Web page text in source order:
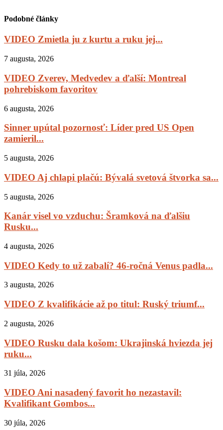
Podobné články
VIDEO Zmietla ju z kurtu a ruku jej...
7 augusta, 2026
VIDEO Zverev, Medvedev a ďalší: Montreal
pohrebiskom favoritov
6 augusta, 2026
Sinner upútal pozornosť: Líder pred US Open
zamieril...
5 augusta, 2026
VIDEO Aj chlapi plačú: Bývalá svetová štvorka sa...
5 augusta, 2026
Kanár visel vo vzduchu: Šramková na ďalšiu
Rusku...
4 augusta, 2026
VIDEO Kedy to už zabalí? 46-ročná Venus padla...
3 augusta, 2026
VIDEO Z kvalifikácie až po titul: Ruský triumf...
2 augusta, 2026
VIDEO Rusku dala košom: Ukrajinská hviezda jej
ruku...
31 júla, 2026
VIDEO Ani nasadený favorit ho nezastavil:
Kvalifikant Gombos...
30 júla, 2026